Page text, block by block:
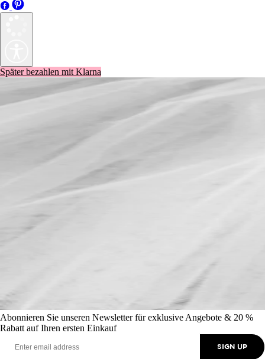
Später bezahlen mit Klarna
Abonnieren Sie unseren Newsletter für exklusive Angebote & 20 %
Rabatt auf Ihren ersten Einkauf
SIGN UP